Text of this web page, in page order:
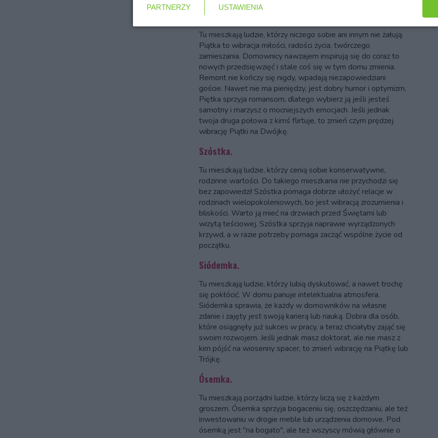
Piątka.
Tu mieszkają ludzie, którzy niczego sobie ani innym nie żałują.
Piątka to wibracja miłości, radości życia, twórczego
zamieszania. Domownicy nawzajem inspirują się do coraz to
nowych przedsięwzięć i stale coś się w tym domu zmienia.
Remont nie kończy się nigdy, wpadają niezapowiedziani
goście. Nawet nie ma pieniędzy, jest dobry humor i optymizm.
Piętka sprzyja romansom, dlatego wybierz ją jeśli jesteś
samotny i marzysz o mocniejszych emocjach. Jeśli jednak
twoja druga połowa z kimś flirtuje, to zmień czym prędzej
wibrację Piątki na Dwójkę.
Szóstka.
Tu mieszkają ludzie, którzy cenią sobie konserwatywne,
rodzinne wartości. Do takiego mieszkania nie przychodzi się
bez zapowiedzi! Szóstka pomaga dobrze ułożyć relacje w
rodzinach wielopokoleniowych, bo jest wibracją zrozumienia i
bliskości. Warto ją mieć na drzwiach przed Świętami lub
wizytą teściowej. Szóstka sprzyja naprawie wyrządzonych
krzywd, a w razie potrzeby pomaga zacząć wspólne życie od
początku.
Siódemka.
Tu mieszkają ludzie, którzy lubią dyskutować, a nawet trochę
się pokłócić. W domu panuje intelektualna atmosfera.
Siódemka sprawia, że każdy w domowników na własne
zdanie i zajęty jest swoją karierą lub nauką. Dobra dla osób,
które osiągnęły już sukces w pracy, a teraz chciałyby zająć się
swoim rozwojem. Jeśli jednak masz doktorat, ale nie masz z
kim pójść na wiosenny spacer, to zmień wibrację na Piątkę lub
Trójkę.
Ósemka.
Tu mieszkają porządni ludzie, którzy liczą się z każdym
groszem. Ósemka sprzyja bogaceniu się, oszczędzaniu, ale też
inwestowaniu w drogie meble lub urządzenia domowe. Pod
ósemką jest "na bogato", ale też wszyscy mówią głównie o
PARTNERZY USTAWIENIA